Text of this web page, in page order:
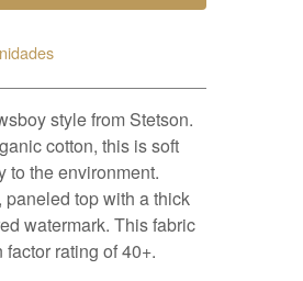
style from Stetson.
cotton, this is soft
to the environment.
top with a thick
watermark. This fabric
rating of 40+.